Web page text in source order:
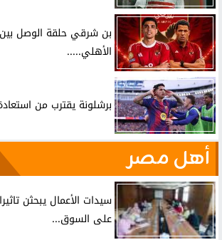
بن شرقي حلقة الوصل
الأهلي.....
برشلونة يقترب من
أهل مصر
سيدات الأعمال يبحثن
على السوق...